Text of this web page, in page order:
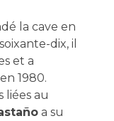
la cave en
dix, il
et a
1980.
liées au
a su